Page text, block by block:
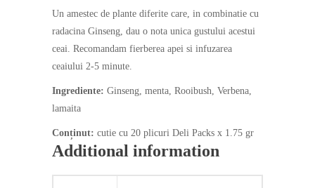
Un amestec de plante diferite care, in combinatie cu
radacina Ginseng, dau o nota unica gustului acestui
ceai. Recomandam fierberea apei si infuzarea
ceaiului 2-5 minute.
Ingrediente: Ginseng, menta, Rooibush, Verbena,
lamaita
Conținut: cutie cu 20 plicuri Deli Packs x 1.75 gr
Additional information